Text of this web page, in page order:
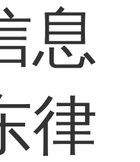
息
律